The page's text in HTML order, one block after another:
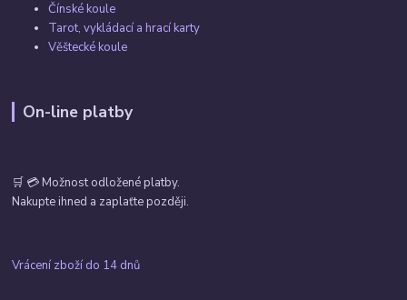
Čínské koule
Tarot, vykládací a hrací karty
Věštecké koule
On-line platby
🛒 💳 Možnost odložené platby.
Nakupte ihned a zaplaťte později.
Vrácení zboží do 14 dnů